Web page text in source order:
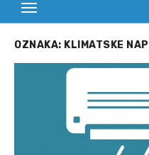
OZNAKA: KLIMATSKE